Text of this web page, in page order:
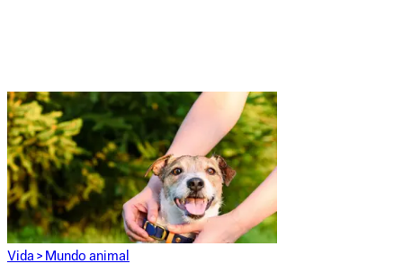
Vida > Mundo animal